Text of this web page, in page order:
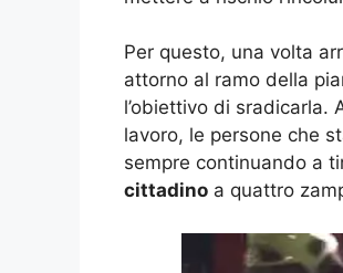
Per questo, una volta
attorno al ramo della
l’obiettivo di sradicarla.
lavoro, le persone che
sempre continuando a
cittadino a quattro